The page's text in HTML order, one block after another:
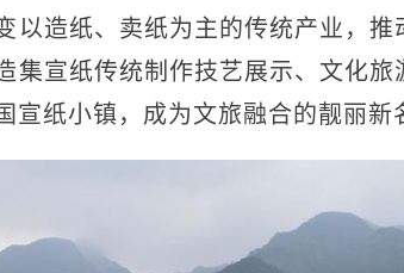
以造纸、卖纸为主的传统产业，
集宣纸传统制作技艺展示、文化
纸小镇，成为文旅融合的靓丽新